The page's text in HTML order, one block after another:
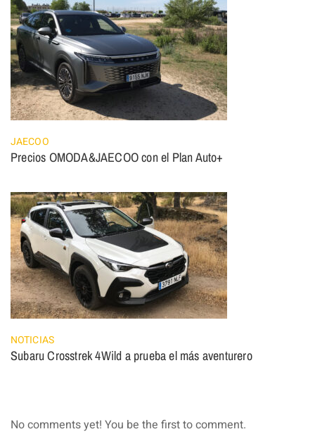
JAECOO
Precios OMODA&JAECOO con el Plan Auto+
NOTICIAS
Subaru Crosstrek 4Wild a prueba el más aventurero
No comments yet! You be the first to comment.